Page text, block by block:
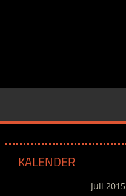
KALENDER
Juli 2015